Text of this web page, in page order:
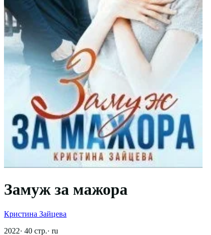
Замуж за мажора
Кристина Зайцева
2022· 40 стр.· ru